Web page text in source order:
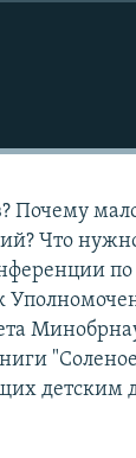
Что
"Соленое
детским